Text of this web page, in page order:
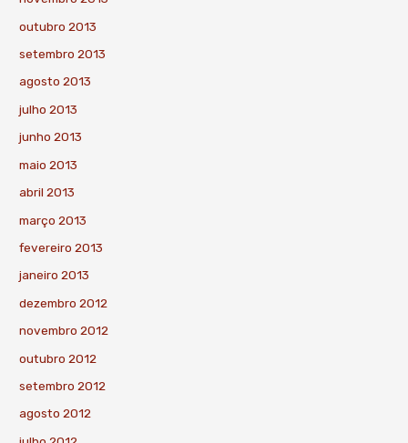
outubro 2013
setembro 2013
agosto 2013
julho 2013
junho 2013
maio 2013
abril 2013
março 2013
fevereiro 2013
janeiro 2013
dezembro 2012
novembro 2012
outubro 2012
setembro 2012
agosto 2012